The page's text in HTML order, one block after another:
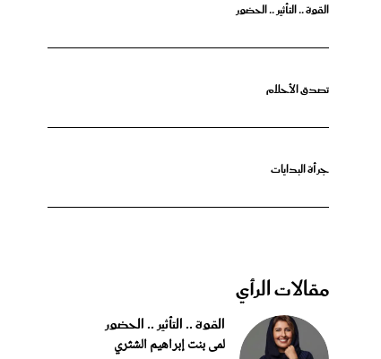
القوة .. التأثير .. الحضور
تصدق الأحلام
جرأة البدايات
مقالات الرأي
القوة .. التأثير .. الحضور
لمى بنت إبراهيم الشثري